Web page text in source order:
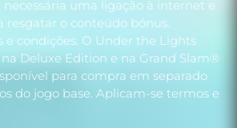
necessária uma ligação à internet e
resgatar o conteúdo bónus.
condições. O Under the Lights
Deluxe Edition e na Grand Slam®
para compra em separado
do jogo base. Aplicam-se termos e